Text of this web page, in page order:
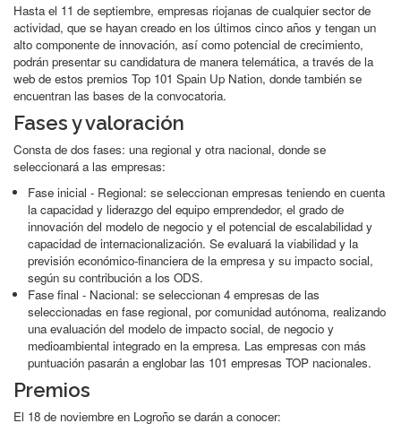
Hasta el 11 de septiembre, empresas riojanas de cualquier sector de
actividad, que se hayan creado en los últimos cinco años y tengan un
alto componente de innovación, así como potencial de crecimiento,
podrán presentar su candidatura de manera telemática, a través de la
web de estos premios Top 101 Spain Up Nation, donde también se
encuentran las bases de la convocatoria.
Fases y valoración
Consta de dos fases: una regional y otra nacional, donde se
seleccionará a las empresas:
Fase inicial - Regional: se seleccionan empresas teniendo en cuenta
la capacidad y liderazgo del equipo emprendedor, el grado de
innovación del modelo de negocio y el potencial de escalabilidad y
capacidad de internacionalización. Se evaluará la viabilidad y la
previsión económico-financiera de la empresa y su impacto social,
según su contribución a los ODS.
Fase final - Nacional: se seleccionan 4 empresas de las
seleccionadas en fase regional, por comunidad autónoma, realizando
una evaluación del modelo de impacto social, de negocio y
medioambiental integrado en la empresa. Las empresas con más
puntuación pasarán a englobar las 101 empresas TOP nacionales.
Premios
El 18 de noviembre en Logroño se darán a conocer: